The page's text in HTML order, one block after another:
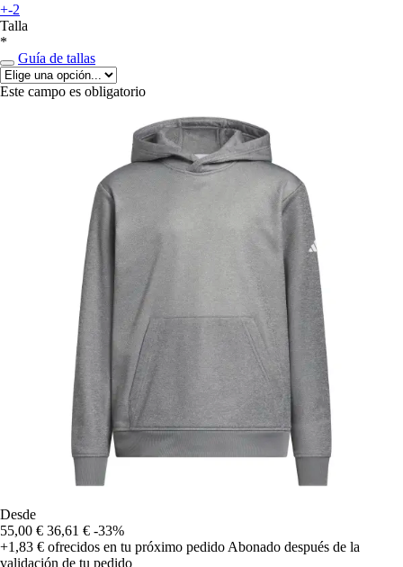
+-2
Talla
*
Guía de tallas
Este campo es obligatorio
Desde
55,00 € 36,61 € -33%
+1,83 € ofrecidos en tu próximo pedido Abonado después de la
validación de tu pedido